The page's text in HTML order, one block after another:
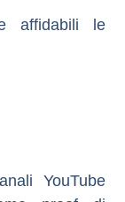
affidabili le
YouTube